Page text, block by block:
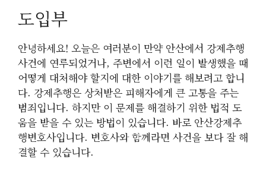
도입부
안녕하세요! 오늘은 여러분이 만약 안산에서 강제추행
사건에 연루되었거나, 주변에서 이런 일이 발생했을 때
어떻게 대처해야 할지에 대한 이야기를 해보려고 합니
다. 강제추행은 상처받은 피해자에게 큰 고통을 주는
범죄입니다. 하지만 이 문제를 해결하기 위한 법적 도
움을 받을 수 있는 방법이 있습니다. 바로 안산강제추
행변호사입니다. 변호사와 함께라면 사건을 보다 잘 해
결할 수 있습니다.